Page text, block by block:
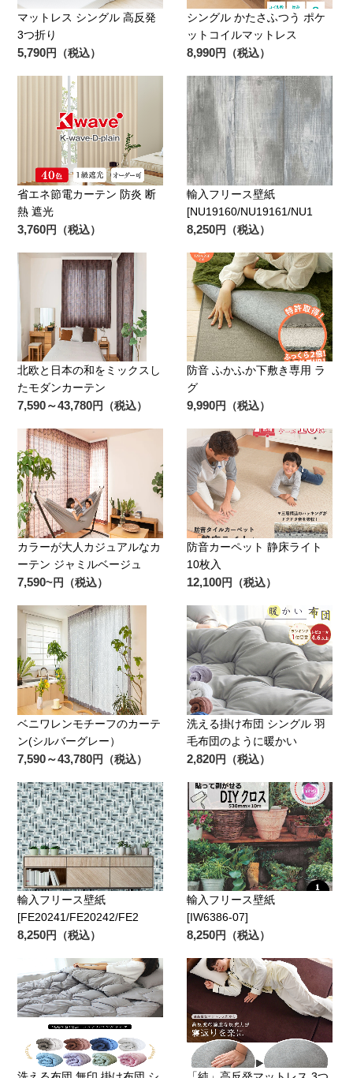
マットレス シングル 高反発
3つ折り
5,790円（税込）
シングル かたさふつう ポケ
ットコイルマットレス
8,990円（税込）
省エネ節電カーテン 防炎 断
熱 遮光
3,760円（税込）
輸入フリース壁紙
[NU19160/NU19161/NU1
8,250円（税込）
北欧と日本の和をミックスし
たモダンカーテン
7,590～43,780円（税込）
防音 ふかふか下敷き専用 ラ
グ
9,990円（税込）
カラーが大人カジュアルなカ
ーテン ジャミルベージュ
7,590~円（税込）
防音カーペット 静床ライト
10枚入
12,100円（税込）
ベニワレンモチーフのカーテ
ン(シルバーグレー）
7,590～43,780円（税込）
洗える掛け布団 シングル 羽
毛布団のように暖かい
2,820円（税込）
輸入フリース壁紙
[FE20241/FE20242/FE2
8,250円（税込）
輸入フリース壁紙
[IW6386-07]
8,250円（税込）